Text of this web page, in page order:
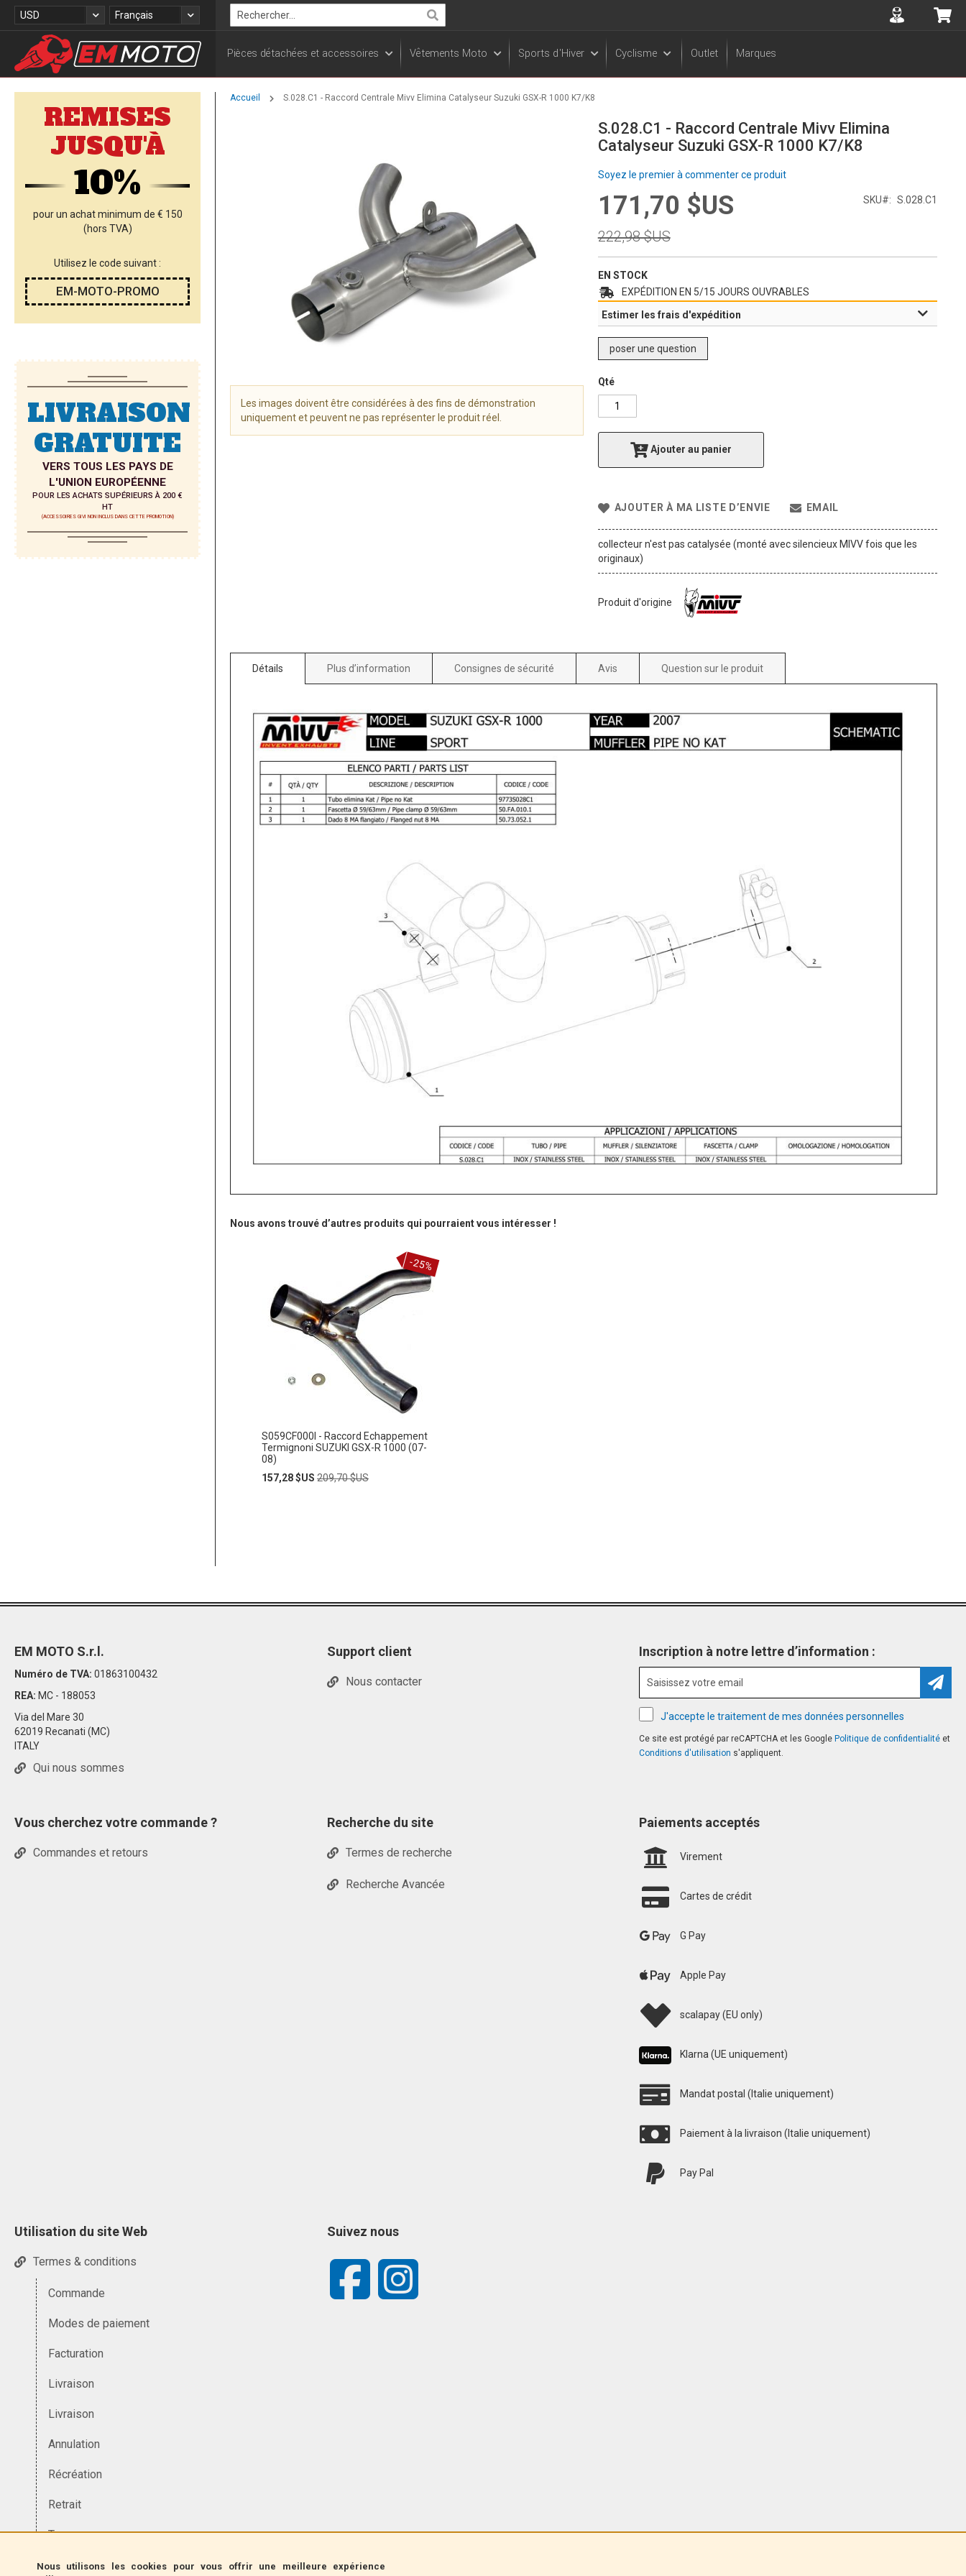
Nous utilisons les cookies pour vous offrir une meilleure expérience
Allez
Devise
USD Langue
Français
Rechercher
Accuont
Pièces détachées et accessoires Vêtements Moto Sports d'Hiver Cyclisme Outlet Marques
Accueil S.028.C1 - Raccord Centrale Mivv Elimina Catalyseur Suzuki GSX-R 1000 K7/K8
S.028.C1 - Raccord Centrale Mivv Elimina
Catalyseur Suzuki GSX-R 1000 K7/K8
Soyez le premier à commenter ce produit
Prix
Spécial
171,70 $US
Prix
normal
222,98 $US
SKU S.028.C1
EN STOCK
EXPÉDITION EN 5/15 JOURS OUVRABLES
Estimer les frais d'expédition
poser une question
Qté
Ajouter au panier
AJOUTER À MA LISTE D’ENVIE EMAIL
collecteur n'est pas catalysée (monté avec silencieux MIVV fois que les
originaux)
Produit d'origine
Les images doivent être considérées à des fins de démonstration
uniquement et peuvent ne pas représenter le produit réel.
Détails Plus d’information Consignes de sécurité Avis Question sur le produit
Nous avons trouvé d’autres produits qui pourraient vous intéresser !
S059CF000I - Raccord Echappement
Termignoni SUZUKI GSX-R 1000 (07-
08)
Prix
157,28 $US Prix
209,70 $US
-25%
REMISES
JUSQU'À
10%
pour un achat minimum de € 150
(hors TVA)
Utilisez le code suivant :
EM-MOTO-PROMO
LIVRAISON
GRATUITE
VERS TOUS LES PAYS DE
L'UNION EUROPÉENNE
POUR LES ACHATS SUPÉRIEURS À 200 €
HT
(ACCESSOIRES GIVI NON INCLUS DANS CETTE PROMOTION)
Inscription à notre lettre d’information :
J'accepte le traitement de mes données personnelles
Ce site est protégé par reCAPTCHA et les Google Politique de confidentialité et
Conditions d'utilisation s'appliquent.
EM MOTO S.r.l.
Numéro de TVA: 01863100432
REA: MC - 188053
Via del Mare 30
62019 Recanati (MC)
ITALY
Qui nous sommes
Support client
Nous contacter
Vous cherchez votre commande ?
Commandes et retours
Utilisation du site Web
Termes & conditions
Commande
Modes de paiement
Facturation
Livraison
Livraison
Annulation
Récréation
Retrait
Taxes
Devise
Recherche du site
Termes de recherche
Recherche Avancée
Paiements acceptés
Virement
Cartes de crédit
G Pay
Apple Pay
scalapay (EU only)
Klarna (UE uniquement)
Mandat postal (Italie uniquement)
Paiement à la livraison (Italie uniquement)
Pay Pal
Suivez nous